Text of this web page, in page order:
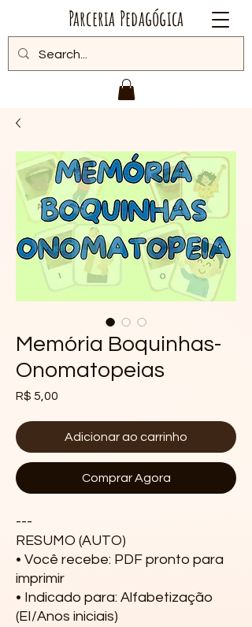
Parceria Pedagógica
Memória Boquinhas-
Onomatopeias
R$ 5,00
Adicionar ao carrinho
Comprar Agora
---
RESUMO (AUTO)
• Você recebe: PDF pronto para
imprimir
• Indicado para: Alfabetização
(EI/Anos iniciais)